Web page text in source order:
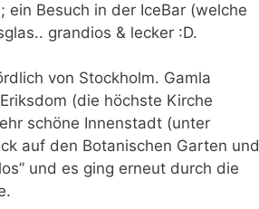
Besuch in der IceBar (welche
grandios & lecker :D.
von Stockholm. Gamla
(die höchste Kirche
schöne Innenstadt (unter
auf den Botanischen Garten und
und es ging erneut durch die